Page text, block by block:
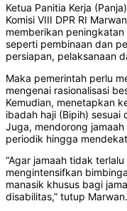
Ketua Panitia Kerja
Komisi VIII DPR RI
memberikan
seperti pembinaan dan
persiapan, pelaksanaan
Maka pemerintah perlu
mengenai rasionalisasi
Kemudian, menetapkan
ibadah haji (Bipih) sesuai
Juga, mendorong
periodik hingga
“Agar jamaah tidak
mengintensifkan
manasik khusus bagi
disabilitas,” tutup Marwan.